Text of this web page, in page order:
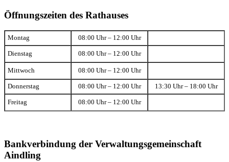
Öffnungszeiten des Rathauses
Montag 08:00 Uhr – 12:00 Uhr
Dienstag 08:00 Uhr – 12:00 Uhr
Mittwoch 08:00 Uhr – 12:00 Uhr
Donnerstag 08:00 Uhr – 12:00 Uhr 13:30 Uhr – 18:00 Uhr
Freitag 08:00 Uhr – 12:00 Uhr
Bankverbindung der Verwaltungsgemeinschaft
Aindling